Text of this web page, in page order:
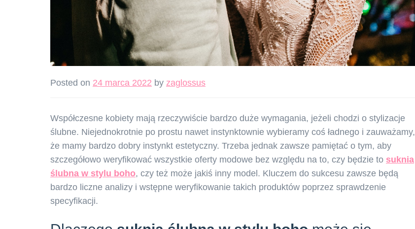
Posted on 24 marca 2022 by zaglossus
Współczesne kobiety mają rzeczywiście bardzo duże wymagania, jeżeli chodzi o stylizacje
ślubne. Niejednokrotnie po prostu nawet instynktownie wybieramy coś ładnego i zauważamy,
że mamy bardzo dobry instynkt estetyczny. Trzeba jednak zawsze pamiętać o tym, aby
szczegółowo weryfikować wszystkie oferty modowe bez względu na to, czy będzie to suknia
ślubna w stylu boho, czy też może jakiś inny model. Kluczem do sukcesu zawsze będą
bardzo liczne analizy i wstępne weryfikowanie takich produktów poprzez sprawdzenie
specyfikacji.